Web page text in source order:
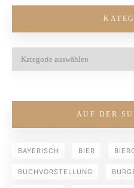
AUF DER
BAYERISCH BIER
BUCHVORSTELLUNG